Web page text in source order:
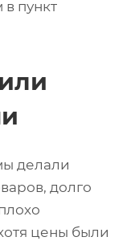
пункт
делали
долго
цены были